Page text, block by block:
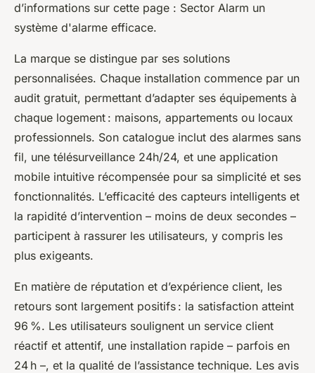
d’informations sur cette page : Sector Alarm un
système d'alarme efficace.
La marque se distingue par ses solutions
personnalisées. Chaque installation commence par un
audit gratuit, permettant d’adapter ses équipements à
chaque logement : maisons, appartements ou locaux
professionnels. Son catalogue inclut des alarmes sans
fil, une télésurveillance 24h/24, et une application
mobile intuitive récompensée pour sa simplicité et ses
fonctionnalités. L’efficacité des capteurs intelligents et
la rapidité d’intervention – moins de deux secondes –
participent à rassurer les utilisateurs, y compris les
plus exigeants.
En matière de réputation et d’expérience client, les
retours sont largement positifs : la satisfaction atteint
96 %. Les utilisateurs soulignent un service client
réactif et attentif, une installation rapide – parfois en
24 h –, et la qualité de l’assistance technique. Les avis